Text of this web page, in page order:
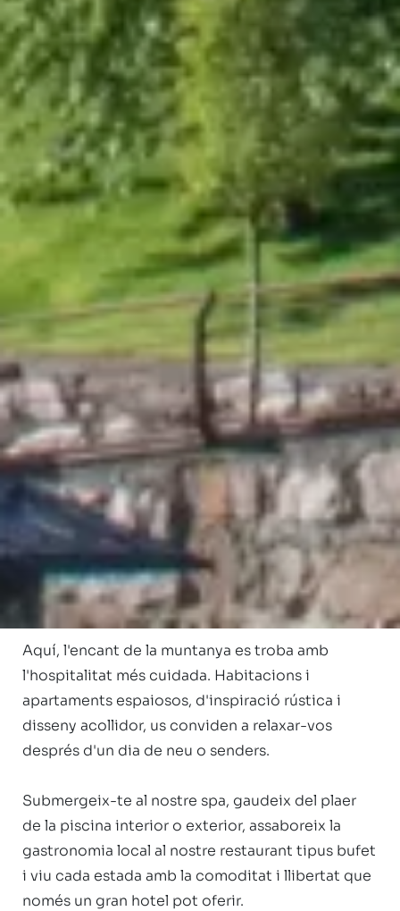
Grup Nòrdic
El teu Hotel a El Tarter,
a peu de pistes!
Benvinguts a l'Hotel Nòrdic, un refugi
d'elegància alpina situat a peu de pistes, al cor de
Grandvalira, Andorra. Un hotel de 4 estrelles
concebut per a aquells que valoren el confort, la
calidesa dels detalls i el privilegi d'estar envoltats
de natura en la seva màxima expressió.
Aquí, l'encant de la muntanya es troba amb
l'hospitalitat més cuidada. Habitacions i
apartaments espaiosos, d'inspiració rústica i
disseny acollidor, us conviden a relaxar-vos
després d'un dia de neu o senders.
Submergeix-te al nostre spa, gaudeix del plaer
de la piscina interior o exterior, assaboreix la
gastronomia local al nostre restaurant tipus bufet
i viu cada estada amb la comoditat i llibertat que
només un gran hotel pot oferir.